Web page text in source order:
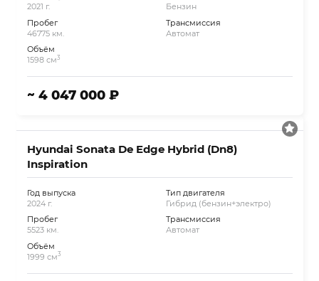
2021 г.
Пробег
46775 км.
Объём
1598 см3
Бензин
Трансмиссия
Автомат
~ 4 047 000 ₽
Hyundai Sonata De Edge Hybrid (Dn8)
Inspiration
Год выпуска
2024 г.
Пробег
5523 км.
Объём
1999 см3
Тип двигателя
Гибрид (бензин+электро)
Трансмиссия
Автомат